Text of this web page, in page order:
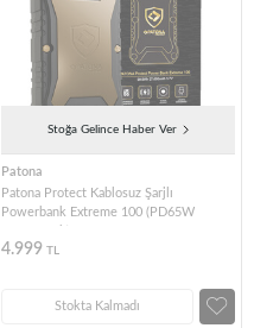
Stoğa Gelince Haber Ver
Patona
Patona Protect Kablosuz Şarjlı
Powerbank Extreme 100 (PD65W
4.999 TL
Stokta Kalmadı